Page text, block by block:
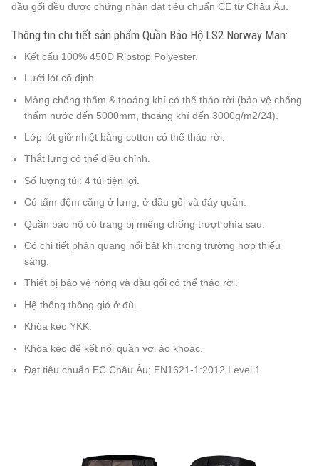
đầu gối đều được chứng nhận đạt tiêu chuẩn CE từ Châu Âu.
Thông tin chi tiết sản phẩm Quần Bảo Hộ LS2 Norway Man:
Kết cấu 100% 450D Ripstop Polyester.
Lưới lót cố định.
Màng chống thấm & thoáng khí có thể tháo rời (bảo vệ chống
thấm nước đến 5000mm, thoáng khí đến 3000g/m2/24).
Lớp lót giữ nhiệt bằng cotton có thể tháo rời.
Thắt lưng có thể điều chỉnh.
Số lượng túi: 4 túi tiện lợi.
Có tấm đệm căng ở lưng, ở đầu gối và đáy quần.
Quần bảo hộ có trang bị miếng chống trượt phía sau.
Có chi tiết phản quang nổi bật khi trong trường hợp thiếu
sáng.
Thiết bị bảo vệ hông và đầu gối có thể tháo rời.
Hệ thống thông gió ở đùi.
Khóa kéo YKK.
Khóa kéo để kết nối quần với áo khoác.
Đạt tiêu chuẩn EC Châu Âu; EN1621-1:2012 Level 1